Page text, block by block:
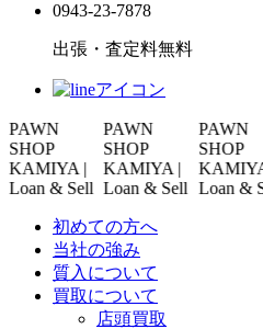
0943-23-7878
出張・査定料無料
|
& Sell
PAWN
SHOP
KAMIYA |
Loan & Sell
PAWN
SHOP
KAMIYA |
Loan & Sell
初めての方へ
当社の強み
質入について
買取について
店頭買取